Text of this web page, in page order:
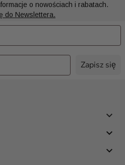
o nowościach i rabatach.
do Newslettera.
Zapisz się


